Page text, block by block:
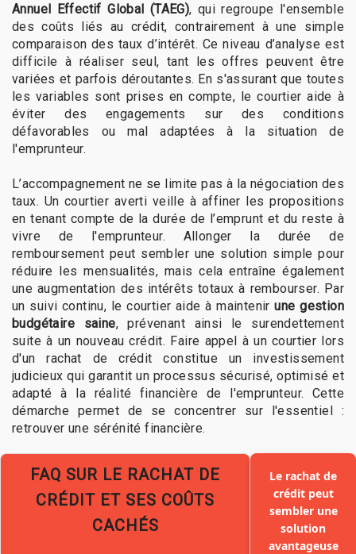
Annuel Effectif Global (TAEG), qui regroupe l'ensemble
des coûts liés au crédit, contrairement à une simple
comparaison des taux d’intérêt. Ce niveau d’analyse est
difficile à réaliser seul, tant les offres peuvent être
variées et parfois déroutantes. En s'assurant que toutes
les variables sont prises en compte, le courtier aide à
éviter des engagements sur des conditions
défavorables ou mal adaptées à la situation de
l'emprunteur.
L’accompagnement ne se limite pas à la négociation des
taux. Un courtier averti veille à affiner les propositions
en tenant compte de la durée de l’emprunt et du reste à
vivre de l'emprunteur. Allonger la durée de
remboursement peut sembler une solution simple pour
réduire les mensualités, mais cela entraîne également
une augmentation des intérêts totaux à rembourser. Par
un suivi continu, le courtier aide à maintenirune gestion
budgétaire saine, prévenant ainsi le surendettement
suite à un nouveau crédit. Faire appel à un courtier lors
d'un rachat de crédit constitue un investissement
judicieux qui garantit un processus sécurisé, optimisé et
adapté à la réalité financière de l'emprunteur. Cette
démarche permet de se concentrer sur l'essentiel :
retrouver une sérénité financière.
FAQ SUR LE RACHAT DE
CRÉDIT ET SES COÛTS
CACHÉS
Le rachat de
crédit peut
sembler une
solution
avantageuse